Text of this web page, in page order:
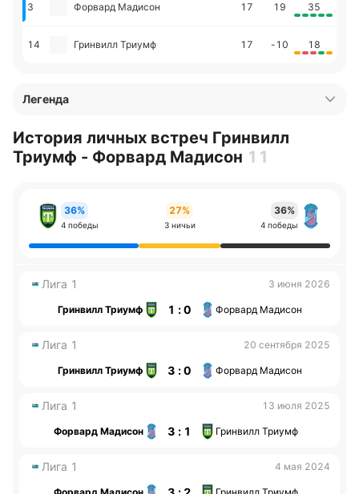
3 Форвард Мадисон 17 19 35
14 Гринвилл Триумф 17 -10 18
Легенда
История личных встреч Гринвилл
Триумф - Форвард Мадисон 11
36%
4 победы
27%
3 ничьи
36%
4 победы
Лига 1 3 июня 2026
Гринвилл Триумф 1 : 0 Форвард Мадисон
Лига 1 20 сентября 2025
Гринвилл Триумф 3 : 0 Форвард Мадисон
Лига 1 13 июля 2025
Форвард Мадисон 3 : 1 Гринвилл Триумф
Лига 1 4 мая 2024